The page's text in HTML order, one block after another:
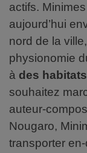
actifs.
aujourd’hui
nord de la
physionomie
à des
souhaitez
auteur-
Nougaro,
transporter